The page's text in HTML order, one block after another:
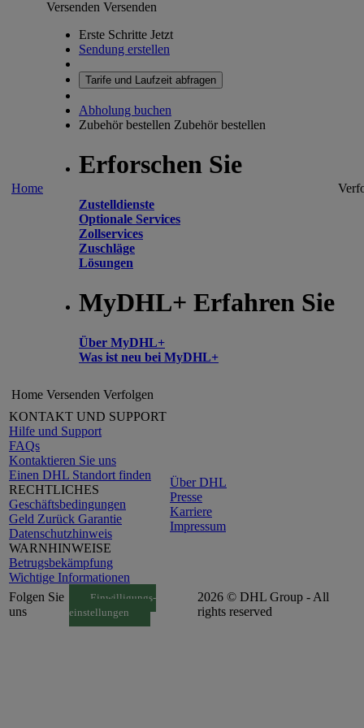
Home
Versenden Versenden
Erste Schritte Jetzt
Sendung erstellen
Tarife und Laufzeit abfragen
Abholung buchen
Zubehör bestellen Zubehör bestellen
Erforschen Sie
Zustelldienste
Optionale Services
Zollservices
Zuschläge
Lösungen
MyDHL+ Erfahren Sie
Über MyDHL+
Was ist neu bei MyDHL+
Home Versenden Verfolgen
KONTAKT UND SUPPORT
Hilfe und Support
FAQs
Kontaktieren Sie uns
Einen DHL Standort finden
RECHTLICHES
Geschäftsbedingungen
Geld Zurück Garantie
Datenschutzhinweis
WARNHINWEISE
Betrugsbekämpfung
Wichtige Informationen
Über DHL
Presse
Karriere
Impressum
Folgen Sie
uns
Einwilligungs-
einstellungen
2026 © DHL Group - All
rights reserved